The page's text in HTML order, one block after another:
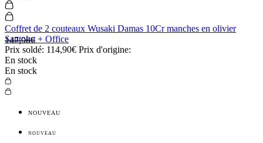
Coffret de 2 couteaux Wusaki Damas 10Cr manches en olivier
Santoku + Office
Prix soldé: 114,90€ Prix d'origine:
147,90€
En stock
En stock
NOUVEAU
NOUVEAU